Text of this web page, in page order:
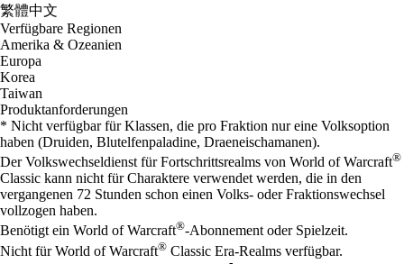
繁體中文
Verfügbare Regionen
Amerika & Ozeanien
Europa
Korea
Taiwan
Produktanforderungen
* Nicht verfügbar für Klassen, die pro Fraktion nur eine Volksoption
haben (Druiden, Blutelfenpaladine, Draeneischamanen).
Der Volkswechseldienst für Fortschrittsrealms von World of Warcraft®
Classic kann nicht für Charaktere verwendet werden, die in den
vergangenen 72 Stunden schon einen Volks- oder Fraktionswechsel
vollzogen haben.
Benötigt ein World of Warcraft®-Abonnement oder Spielzeit.
Nicht für World of Warcraft® Classic Era-Realms verfügbar.